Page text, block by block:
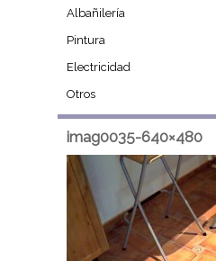
Albañilería
Pintura
Electricidad
Otros
imag0035-640×480